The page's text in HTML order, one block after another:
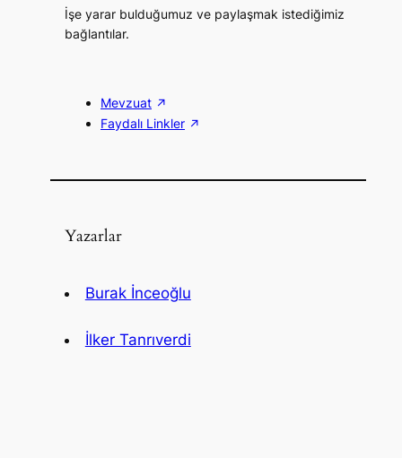
İşe yarar bulduğumuz ve paylaşmak istediğimiz
bağlantılar.
Mevzuat
Faydalı Linkler
Yazarlar
Burak İnceoğlu
İlker Tanrıverdi